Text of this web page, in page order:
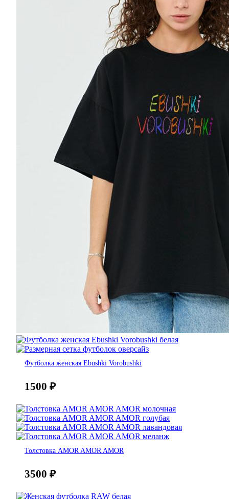
Футболка женская Ebushki Vorobushki
1500 ₽
Толстовка AMOR AMOR AMOR
3500 ₽